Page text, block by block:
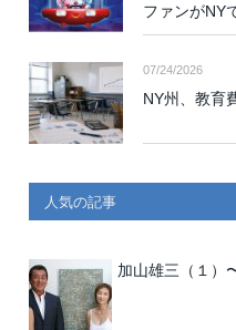
ファンがNY
07/24/2026
NY州、教育
人気の記事
加山雄三（１）